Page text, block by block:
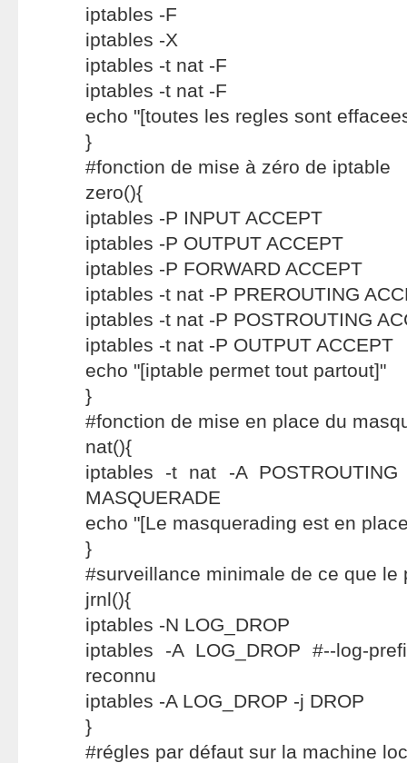
iptables -F
iptables -X
iptables -t nat -F
iptables -t nat -F
echo "[toutes les regles sont
}
#fonction de mise à zéro de iptable
zero(){
iptables -P INPUT ACCEPT
iptables -P OUTPUT ACCEPT
iptables -P FORWARD ACCEPT
iptables -t nat -P PREROUTING
iptables -t nat -P POSTROUTING
iptables -t nat -P OUTPUT ACCEPT
echo "[iptable permet tout partout]"
}
#fonction de mise en place du
nat(){
iptables -t nat -A
MASQUERADE
echo "[Le masquerading est en
}
#surveillance minimale de ce que le
jrnl(){
iptables -N LOG_DROP
iptables -A LOG_DROP #--log-
reconnu
iptables -A LOG_DROP -j DROP
}
#régles par défaut sur la machine